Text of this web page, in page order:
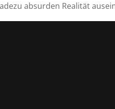
absurden Realität